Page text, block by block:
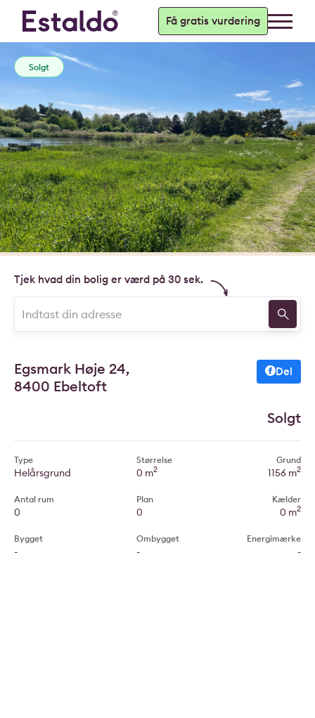
Få gratis vurdering
Solgt
Tjek hvad din bolig er værd på 30 sek.
Egsmark Høje 24,
8400 Ebeltoft
Del
Solgt
Type
Helårsgrund
Antal rum
0
Bygget
-
Størrelse
0 m2
Plan
0
Ombygget
-
Grund
1156 m2
Kælder
0 m2
Energimærke
-